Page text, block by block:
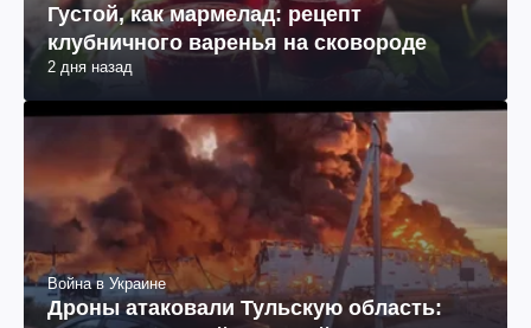
Густой, как мармелад: рецепт
клубничного варенья на сковороде
2 дня назад
Война в Украине
Дроны атаковали Тульскую область: